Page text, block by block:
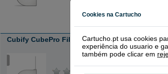
Cubify CubePro Filamento 3D ABS cinzento
Cookies na Cartucho
Cartucho.pt usa cookies
experiência do usuario e
também pode clicar em